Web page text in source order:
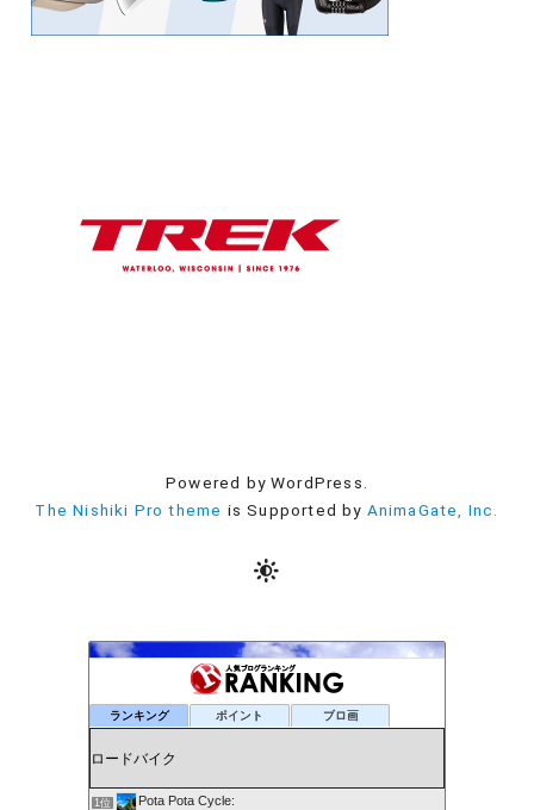
Powered by WordPress.
The Nishiki Pro theme is Supported by AnimaGate, Inc.
ランキング ポイント ブロ画
1位 Pota Pota Cycle: